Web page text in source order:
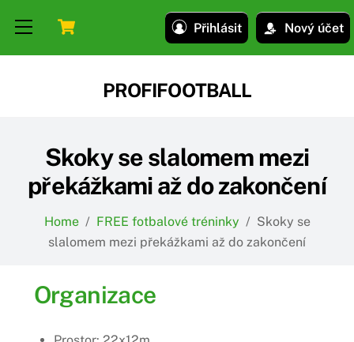
Přihlásit Nový účet
Menu
PROFIFOOTBALL
Skoky se slalomem mezi
překážkami až do zakončení
Home / FREE fotbalové tréninky / Skoky se
slalomem mezi překážkami až do zakončení
Organizace